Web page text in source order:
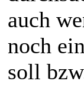
auch
noch
soll